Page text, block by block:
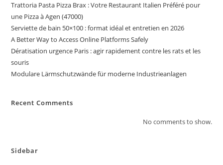
Trattoria Pasta Pizza Brax : Votre Restaurant Italien Préféré pour
une Pizza à Agen (47000)
Serviette de bain 50×100 : format idéal et entretien en 2026
A Better Way to Access Online Platforms Safely
Dératisation urgence Paris : agir rapidement contre les rats et les
souris
Modulare Lärmschutzwände für moderne Industrieanlagen
Recent Comments
No comments to show.
Sidebar